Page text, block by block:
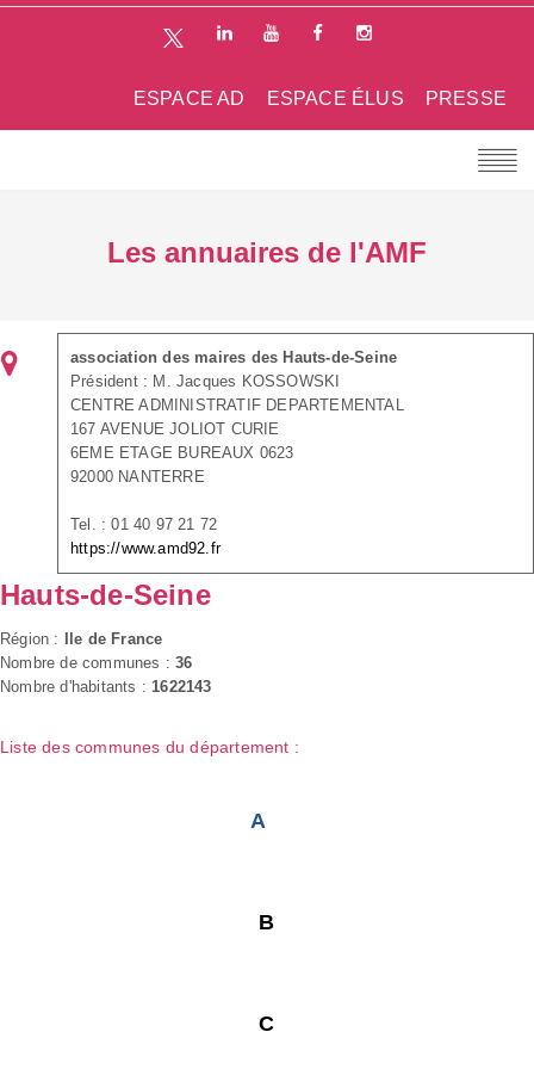
PRESSE
ESPACE ÉLUS
ESPACE AD
Les annuaires de l'AMF
association des maires des Hauts-de-Seine
Président : M. Jacques KOSSOWSKI
CENTRE ADMINISTRATIF DEPARTEMENTAL
167 AVENUE JOLIOT CURIE
6EME ETAGE BUREAUX 0623
92000 NANTERRE
Tel. : 01 40 97 21 72
https://www.amd92.fr
Hauts-de-Seine
Région : Ile de France
Nombre de communes :36
Nombre d'habitants : 1622143
Liste des communes du département :
A
B
C